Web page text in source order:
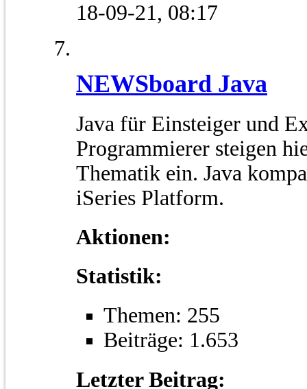
18-09-21, 08:17
NEWSboard Java
Java für Einsteiger und
Programmierer steigen
Thematik ein. Java
iSeries Platform.
Aktionen:
Statistik:
Themen: 255
Beiträge: 1.653
Letzter Beitrag: